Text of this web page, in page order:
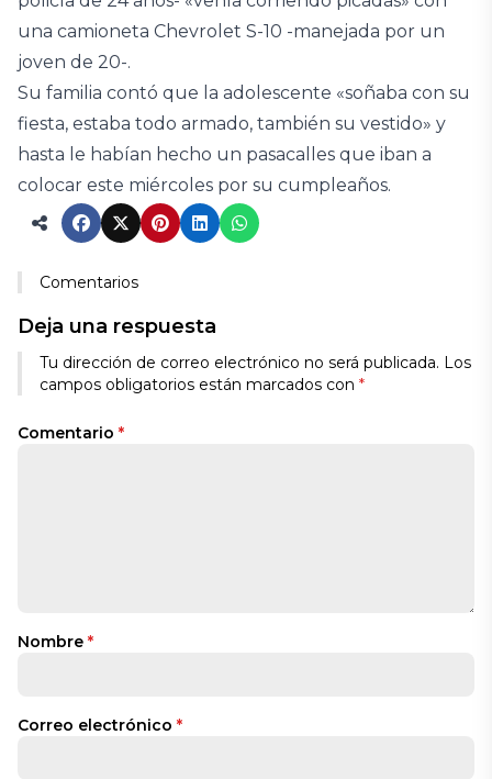
una camioneta Chevrolet S-10 -manejada por un
joven de 20-.
Su familia contó que la adolescente «soñaba con su
fiesta, estaba todo armado, también su vestido» y
hasta le habían hecho un pasacalles que iban a
colocar este miércoles por su cumpleaños.
Comentarios
Deja una respuesta
Tu dirección de correo electrónico no será publicada. Los
campos obligatorios están marcados con *
Comentario *
Nombre *
Correo electrónico *